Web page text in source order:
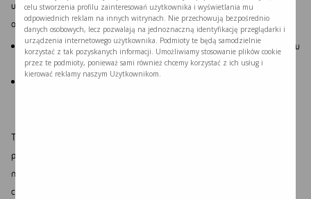
uszczegółowienia (określenia typu choroby). Zlecone badania mogą
obejmować:
Analizę kwasów organicznych w moczu, określającą m.in. stężenie kwasu
glutarowego (główny test diagnostyczny),
Badania molekularne, polegające na analizie genu, którego mutacja jest
Testy molekularne można wykorzystywać również u osób zdrowych
planujących potomstwo. Pozwalają one wyeliminować lub potwierdzić
nosicielstwo mutacji u rodziców, a więc także ocenić ryzyko wystąpienia
choroby u ich dziecka.
celu stworzenia profilu zainteresowań użytkownika i wyświetlania mu
odpowiednich reklam na innych witrynach. Nie przechowują bezpośrednio
danych osobowych, lecz pozwalają na jednoznaczną identyfikację przeglądarki i
urządzenia internetowego użytkownika. Podmioty te będą samodzielnie
korzystać z tak pozyskanych informacji. Umożliwiamy stosowanie plików cookie
przez te podmioty, ponieważ sami również chcemy korzystać z ich usług i
kierować reklamy naszym Użytkownikom.